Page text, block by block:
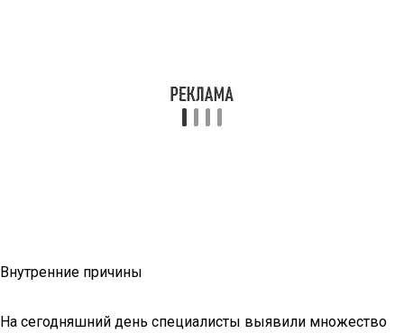
Внутренние причины
На сегодняшний день специалисты выявили множество